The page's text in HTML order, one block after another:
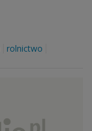
rolnictwo